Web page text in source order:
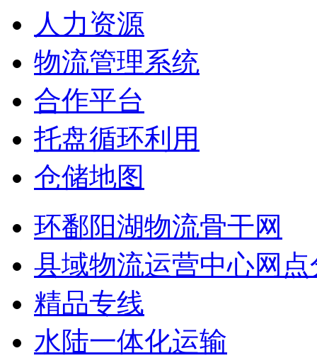
人力资源
物流管理系统
合作平台
托盘循环利用
仓储地图
环鄱阳湖物流骨干网
县域物流运营中心网点
精品专线
水陆一体化运输